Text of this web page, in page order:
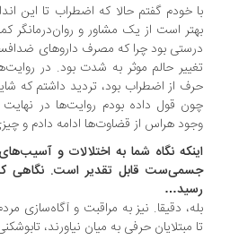
خودم گفتم حالا که اضطراب تا این اندازه
است از یک مشاور و روان‌درمانگر کمک
بود چرا که مصرف داروهای ضدافسردگی
حالم موثر به شدت بود. در روایت‌هایی
از اضطراب بود، تردید داشتم که شاید
قول داده بودم روایت‌ها در نهایت
هراس از قضاوت‌ها ادامه دادم و چیزی جز
نگاه شما به اختلالات و آسیب‌های
قابل تقدیر است. نگاهی که
دقیقا. نیز به مراقبت و آگاه‌سازی مردم
مبتلایان حرفی به میان نیاورند، تابوشکنی